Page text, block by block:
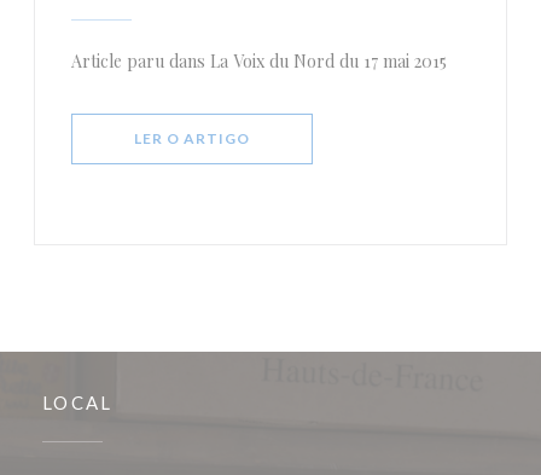
Article paru dans La Voix du Nord du 17 mai 2015
LER O ARTIGO((ABRE NUMA NOVA JANELA))
LOCAL